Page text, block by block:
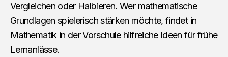
Vergleichen oder Halbieren. Wer mathematische
Grundlagen spielerisch stärken möchte, findet in
Mathematik in der Vorschulehilfreiche Ideen für frühe
Lernanlässe.